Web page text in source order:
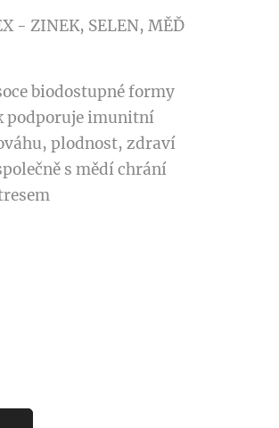
- ZINEK, SELEN, MĚĎ
biodostupné formy
podporuje imunitní
plodnost, zdraví
s mědíchrání